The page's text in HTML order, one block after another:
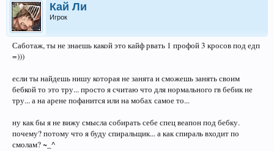
Кай Ли
Игрок
Саботаж, ты не знаешь какой это кайф рвать 1 профой 3 кросов под едп
=)))
если ты найдешь нишу которая не занята и сможешь занять своим
бебкой то это тру... просто я считаю что для нормального гв бебик не
тру... а на арене пофанится или на мобах самое то...
ну как бы я не вижу смысла собирать себе спец веапон под бебку.
почему? потому что я буду спиральщик... а как спираль входит по
смолам? ~_^